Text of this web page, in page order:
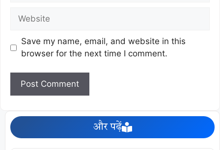
Save my name, email, and website in this
browser for the next time I comment.
और पढ़ें